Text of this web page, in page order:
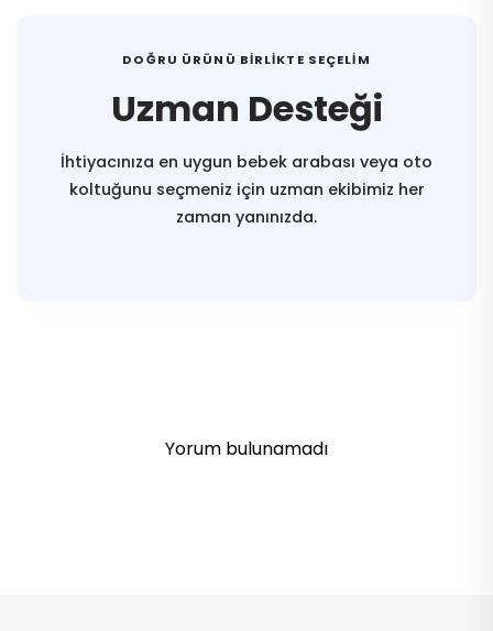
DOĞRU ÜRÜNÜ BIRLIKTE SEÇELIM
Uzman Desteği
İhtiyacınıza en uygun bebek arabası veya oto
koltuğunu seçmeniz için uzman ekibimiz her
zaman yanınızda.
Yorum bulunamadı